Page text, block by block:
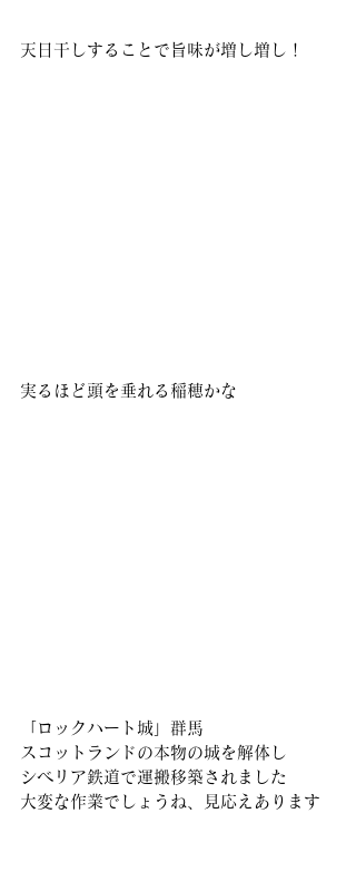
天日干しすることで旨味が増し増し！
実るほど頭を垂れる稲穂かな
「ロックハート城」群馬
スコットランドの本物の城を解体し
シベリア鉄道で運搬移築されました
大変な作業でしょうね、見応えあります